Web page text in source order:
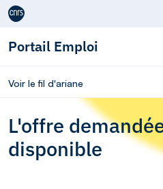
Aller au contenu
Portail Emploi
Voir le fil d'ariane
L'offre
disponible